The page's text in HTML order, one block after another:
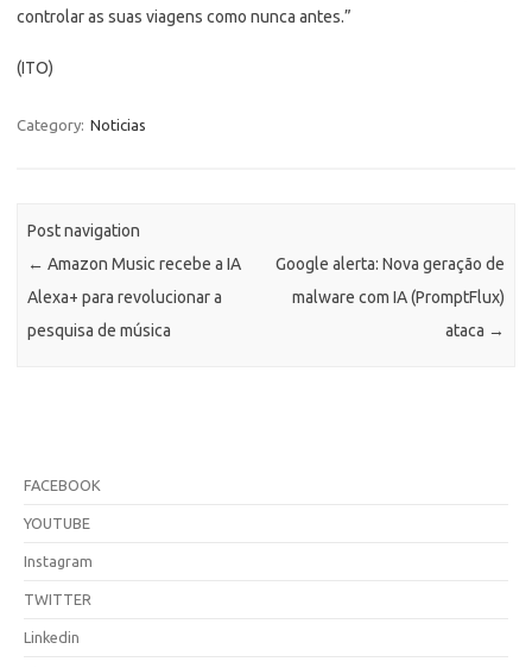
controlar as suas viagens como nunca antes.”
(ITO)
Category: Noticias
Post navigation
← Amazon Music recebe a IA
Alexa+ para revolucionar a
pesquisa de música
Google alerta: Nova geração de
malware com IA (PromptFlux)
ataca →
FACEBOOK
YOUTUBE
Instagram
TWITTER
Linkedin